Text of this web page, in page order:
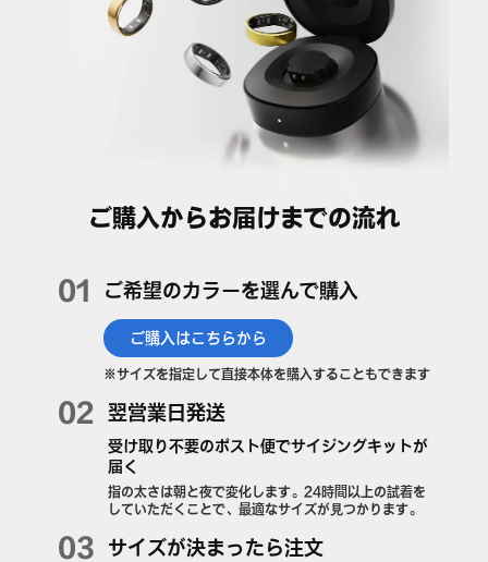
ご購入からお届けまでの流れ
01 ご希望のカラーを選んで購入
ご購入はこちらから
※サイズを指定して直接本体を購入することもできます
02 翌営業日発送
受け取り不要のポスト便でサイジングキットが
届く
指の太さは朝と夜で変化します。24時間以上の試着を
していただくことで、最適なサイズが⾒つかります。
03 サイズが決まったら注文